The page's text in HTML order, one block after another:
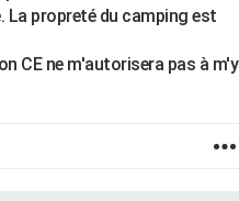
La propreté du camping est
CE ne m'autorisera pas à m'y